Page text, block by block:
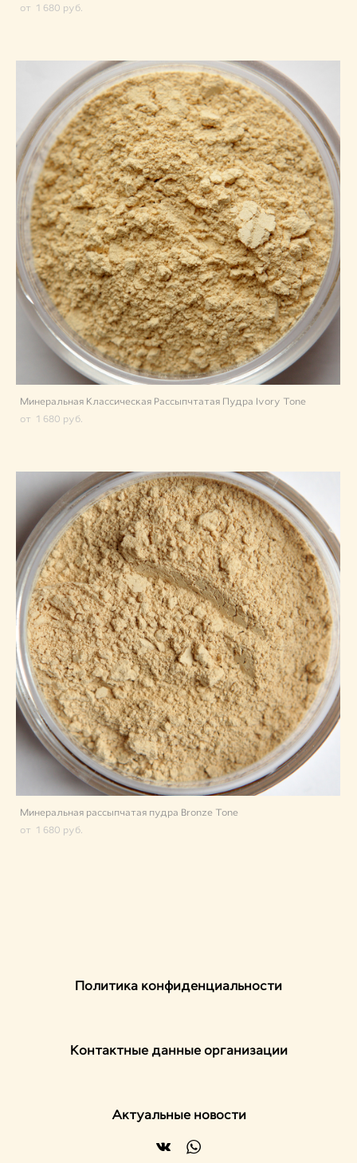
от 1 680 pуб.
Минеральная Классическая Рассыпчтатая Пудра Ivory Tone
от 1 680 pуб.
Минеральная рассыпчатая пудра Bronze Tone
от 1 680 pуб.
Политика конфиденциальности
Контактные данные организации
Актуальные новости